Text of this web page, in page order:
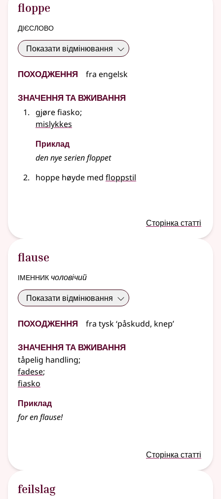
floppe
дієслово
Показати відмінювання
Походження fra engelsk
Значення та вживання
gjøre fiasko;
mislykkes
Приклад
den nye serien floppet
hoppe høyde med floppstil
Сторінка статті
flause
іменник чоловічий
Показати відмінювання
Походження fra tysk‘påskudd, knep’
Значення та вживання
tåpelig handling;
fadese;
fiasko
Приклад
for enflause!
Сторінка статті
feilslag